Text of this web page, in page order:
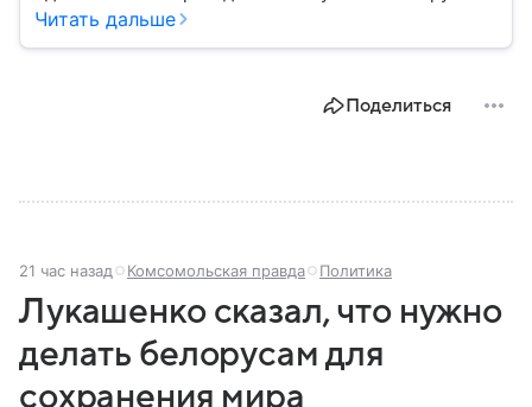
Александра Лукашенко — в материале.
Читать дальше
Поделиться
21 час назад Комсомольская правда Политика
Лукашенко сказал, что нужно
делать белорусам для
сохранения мира